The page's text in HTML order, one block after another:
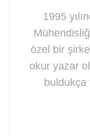
1995
özel bir
okur yazar
buldukça